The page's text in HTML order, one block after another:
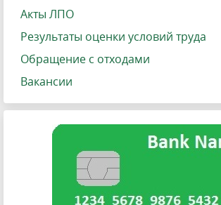
Акты ЛПО
Результаты оценки условий труда
Обращение с отходами
Вакансии